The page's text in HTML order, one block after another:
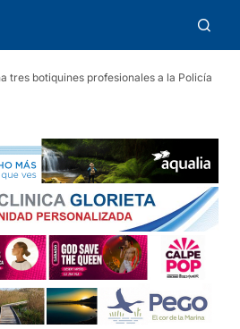
tres botiquines profesionales a la Policía